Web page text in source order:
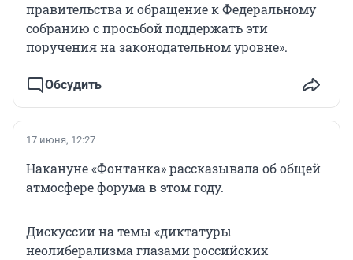
правительства и обращение к Федеральному
собранию с просьбой поддержать эти
поручения на законодательном уровне».
Обсудить
17 июня, 12:27
Накануне «Фонтанка» рассказывала об общей
атмосфере форума в этом году.
Дискуссии на темы «диктатуры
неолиберализма глазами российских